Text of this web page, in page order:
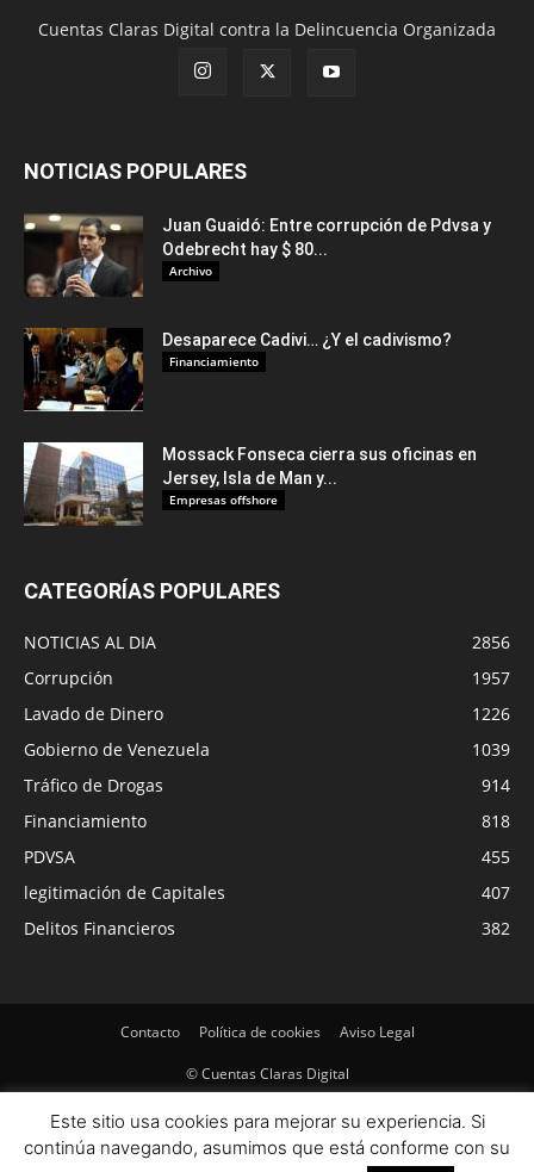
Cuentas Claras Digital contra la Delincuencia Organizada
NOTICIAS POPULARES
Juan Guaidó: Entre corrupción de Pdvsa y
Odebrecht hay $ 80...
Archivo
Desaparece Cadivi… ¿Y el cadivismo?
Financiamiento
Mossack Fonseca cierra sus oficinas en
Jersey, Isla de Man y...
Empresas offshore
CATEGORÍAS POPULARES
NOTICIAS AL DIA
2856
Corrupción
1957
Lavado de Dinero
1226
Gobierno de Venezuela
1039
Tráfico de Drogas
914
Financiamiento
818
PDVSA
455
legitimación de Capitales
407
Delitos Financieros
382
Contacto Política de cookies Aviso Legal
© Cuentas Claras Digital
Este sitio usa cookies para mejorar su experiencia. Si
continúa navegando, asumimos que está conforme con su